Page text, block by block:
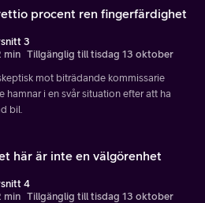
procent ren fingerfärdighet
3
min Tillgänglig till tisdag 13 oktober
mot biträdande kommissarie
hamnar i en svår situation efter att ha
bil.
här är inte en välgörenhet
4
min Tillgänglig till tisdag 13 oktober